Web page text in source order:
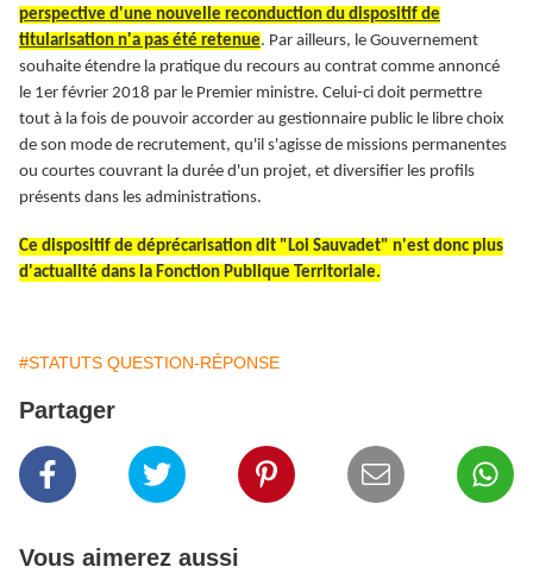
perspective d'une nouvelle reconduction du dispositif de
titularisation n'a pas été retenue. Par ailleurs, le Gouvernement
souhaite étendre la pratique du recours au contrat comme annoncé
le 1er février 2018 par le Premier ministre. Celui-ci doit permettre
tout à la fois de pouvoir accorder au gestionnaire public le libre choix
de son mode de recrutement, qu'il s'agisse de missions permanentes
ou courtes couvrant la durée d'un projet, et diversifier les profils
présents dans les administrations.
Ce dispositif de déprécarisation dit "Loi Sauvadet" n'est donc plus
d'actualité dans la Fonction Publique Territoriale.
#STATUTS QUESTION-RÉPONSE
Partager
Vous aimerez aussi